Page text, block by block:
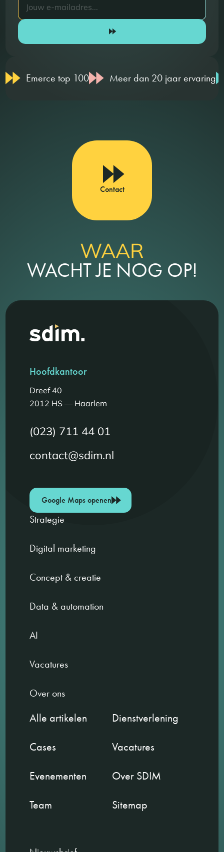
Emerce top 100 Meer dan 20 jaar ervaring
Contact
WAAR
WACHT JE NOG OP!
Hoofdkantoor
Dreef 40
2012 HS — Haarlem
(023) 711 44 01
contact@sdim.nl
Google Maps openen
Strategie
Digital marketing
Concept & creatie
Data & automation
AI
Vacatures
Over ons
Alle artikelen
Dienstverlening
Cases
Vacatures
Evenementen
Over SDIM
Team
Sitemap